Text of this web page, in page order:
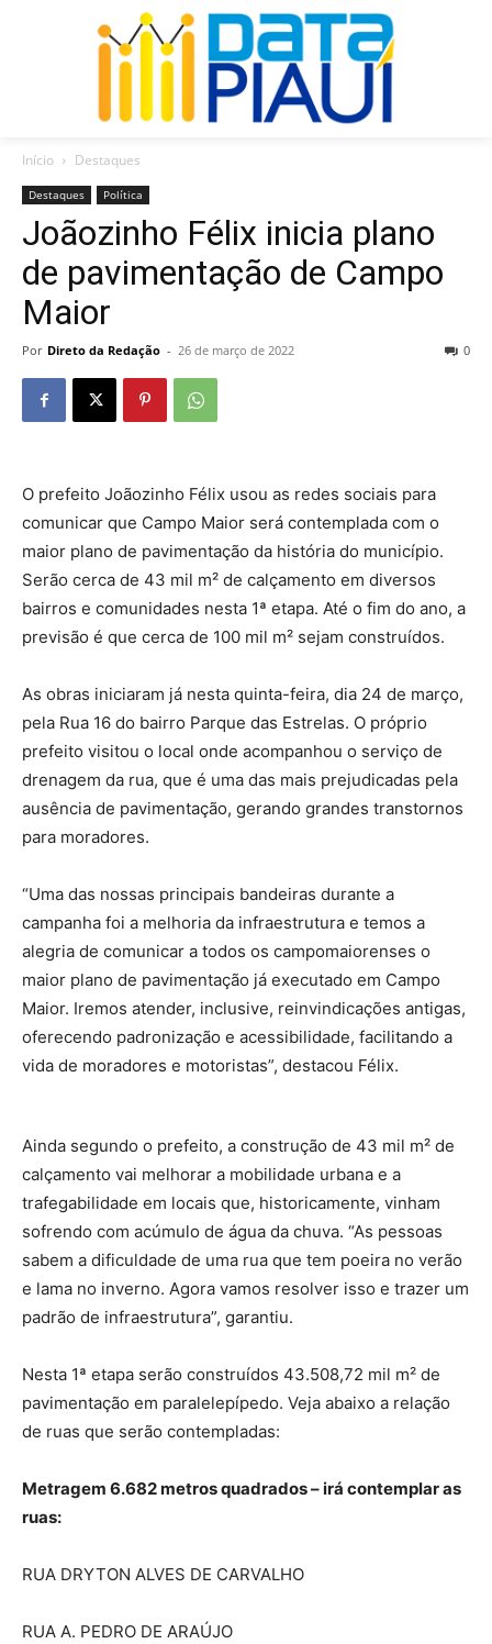
Início Destaques
Destaques Política
Joãozinho Félix inicia plano
de pavimentação de Campo
Maior
Por Direto da Redação - 26 de março de 2022 0
O prefeito Joãozinho Félix usou as redes sociais para
comunicar que Campo Maior será contemplada com o
maior plano de pavimentação da história do município.
Serão cerca de 43 mil m² de calçamento em diversos
bairros e comunidades nesta 1ª etapa. Até o fim do ano, a
previsão é que cerca de 100 mil m² sejam construídos.
As obras iniciaram já nesta quinta-feira, dia 24 de março,
pela Rua 16 do bairro Parque das Estrelas. O próprio
prefeito visitou o local onde acompanhou o serviço de
drenagem da rua, que é uma das mais prejudicadas pela
ausência de pavimentação, gerando grandes transtornos
para moradores.
“Uma das nossas principais bandeiras durante a
campanha foi a melhoria da infraestrutura e temos a
alegria de comunicar a todos os campomaiorenses o
maior plano de pavimentação já executado em Campo
Maior. Iremos atender, inclusive, reinvindicações antigas,
oferecendo padronização e acessibilidade, facilitando a
vida de moradores e motoristas”, destacou Félix.
Ainda segundo o prefeito, a construção de 43 mil m² de
calçamento vai melhorar a mobilidade urbana e a
trafegabilidade em locais que, historicamente, vinham
sofrendo com acúmulo de água da chuva. “As pessoas
sabem a dificuldade de uma rua que tem poeira no verão
e lama no inverno. Agora vamos resolver isso e trazer um
padrão de infraestrutura”, garantiu.
Nesta 1ª etapa serão construídos 43.508,72 mil m² de
pavimentação em paralelepípedo. Veja abaixo a relação
de ruas que serão contempladas:
Metragem 6.682 metros quadrados – irá contemplar as
ruas:
RUA DRYTON ALVES DE CARVALHO
RUA A. PEDRO DE ARAÚJO